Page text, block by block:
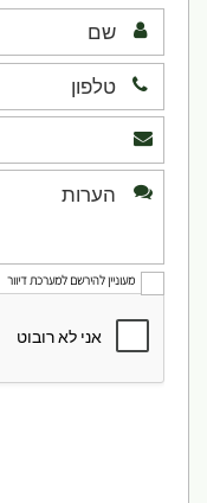
מעוניין להירשם למערכת דיוור